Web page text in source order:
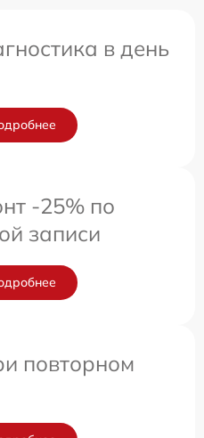
в день
-25% по
записи
повторном